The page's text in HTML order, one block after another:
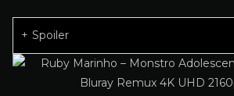
Spoiler